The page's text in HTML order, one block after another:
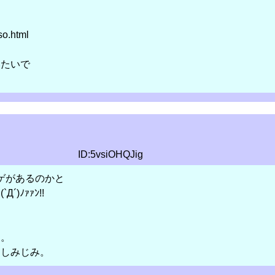
いで
ID:5vsiOHQJig
があるのかと
ﾉｧｧﾝ!!
みじみ。